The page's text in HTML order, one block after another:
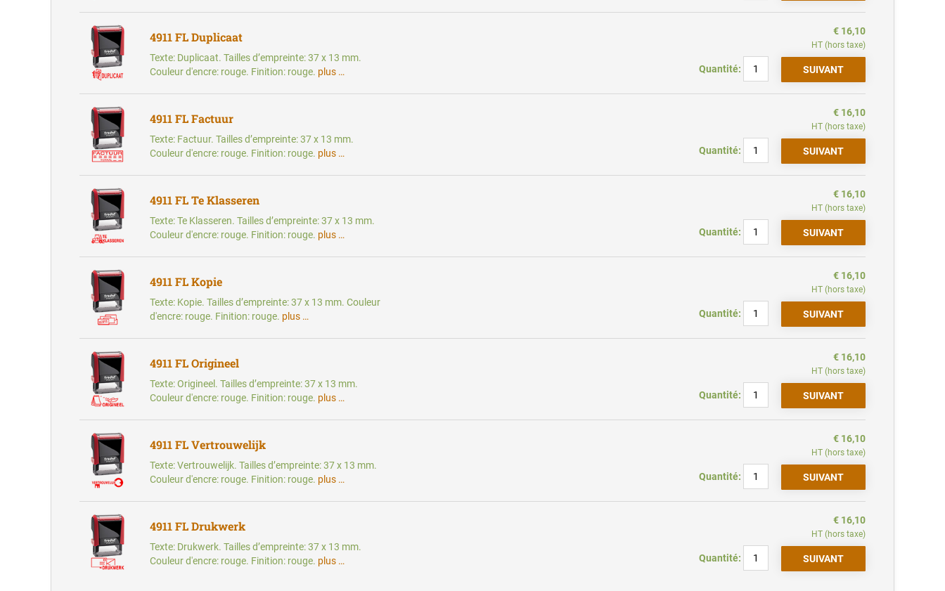
4911 FL Duplicaat
Texte: Duplicaat. Tailles d’empreinte: 37 x 13 mm.
Couleur d'encre: rouge. Finition: rouge. plus …
€ 16,10
HT (hors taxe)
Quantité:
4911 FL Factuur
Texte: Factuur. Tailles d’empreinte: 37 x 13 mm.
Couleur d'encre: rouge. Finition: rouge. plus …
€ 16,10
HT (hors taxe)
Quantité:
4911 FL Te Klasseren
Texte: Te Klasseren. Tailles d’empreinte: 37 x 13 mm.
Couleur d'encre: rouge. Finition: rouge. plus …
€ 16,10
HT (hors taxe)
Quantité:
4911 FL Kopie
Texte: Kopie. Tailles d’empreinte: 37 x 13 mm. Couleur
d'encre: rouge. Finition: rouge. plus …
€ 16,10
HT (hors taxe)
Quantité:
4911 FL Origineel
Texte: Origineel. Tailles d’empreinte: 37 x 13 mm.
Couleur d'encre: rouge. Finition: rouge. plus …
€ 16,10
HT (hors taxe)
Quantité:
4911 FL Vertrouwelijk
Texte: Vertrouwelijk. Tailles d’empreinte: 37 x 13 mm.
Couleur d'encre: rouge. Finition: rouge. plus …
€ 16,10
HT (hors taxe)
Quantité:
4911 FL Drukwerk
Texte: Drukwerk. Tailles d’empreinte: 37 x 13 mm.
Couleur d'encre: rouge. Finition: rouge. plus …
€ 16,10
HT (hors taxe)
Quantité: